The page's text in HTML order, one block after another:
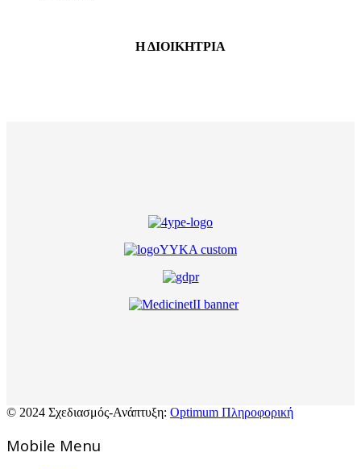
Η ΔΙΟΙΚΗΤΡΙΑ
© 2024 Σχεδιασμός-Ανάπτυξη: Optimum Πληροφορική
Mοbile Menu